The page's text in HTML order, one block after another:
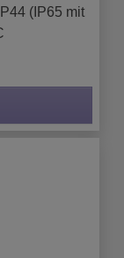
(IP65 mit